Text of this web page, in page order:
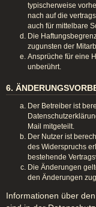
typischerweise
nach auf die
auch für mittelbare
Die
zugunsten der
Ansprüche für eine
unberührt.
6.
Der Betreiber ist
Mail mitgeteilt.
Der Nutzer ist
des Widerspruchs
bestehende
Die Änderungen
den Änderungen
Informationen über